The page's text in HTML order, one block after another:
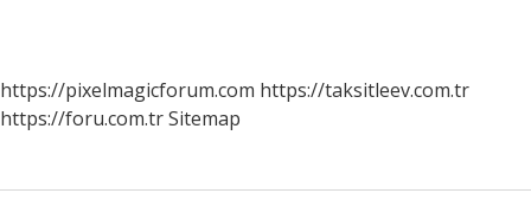
https://pixelmagicforum.com https://taksitleev.com.tr
https://foru.com.trSitemap